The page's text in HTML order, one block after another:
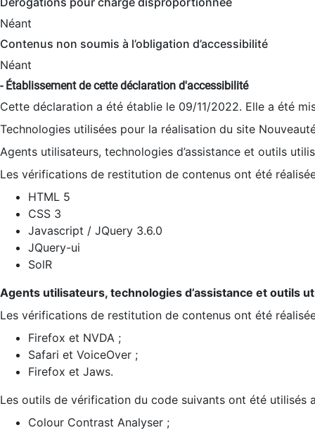
Néant
Contenus non soumis à l’obligation d’accessibilité
Néant
- Établissement de cette déclaration d'accessibilité
Cette déclaration a été établie le 09/11/2022. Elle a été
Technologies utilisées pour la réalisation du site
Agents utilisateurs, technologies d’assistance et outils
Les vérifications de restitution de contenus ont été
HTML 5
CSS 3
Javascript / JQuery 3.6.0
JQuery-ui
SolR
Agents utilisateurs, technologies d’assistance et outils
Les vérifications de restitution de contenus ont été
Firefox et NVDA ;
Safari et VoiceOver ;
Firefox et Jaws.
Les outils de vérification du code suivants ont été utilisés
Colour Contrast Analyser ;